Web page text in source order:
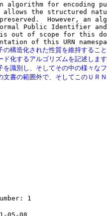
algorithm for encoding
the structured
However, an
Public Identifier
out of scope for this
構造化された性質を維持するこ
化するアルゴリズムを記述しま
識別し、そしてその中の様々な
書の範囲外で、そしてこのＵＲ